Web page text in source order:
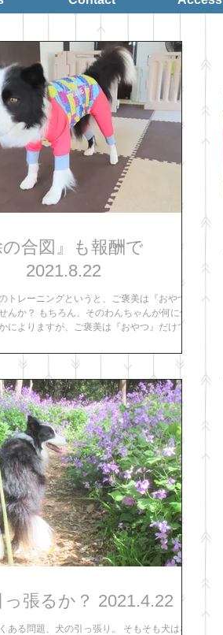
の合図』も報酬で
す！ 2021.8.22
トレーニングというと、ご褒美は『おやつ』
んか？ もちろん、そのわんちゃんが何に価値
によりますが、ご褒美は『おやつ』だけでは
に遊んであげる）』も報酬の一つです。...
なぜ引っ張るか？ 2021.4.22
ある問題、犬の引っ張り。 そもそも犬はなぜ